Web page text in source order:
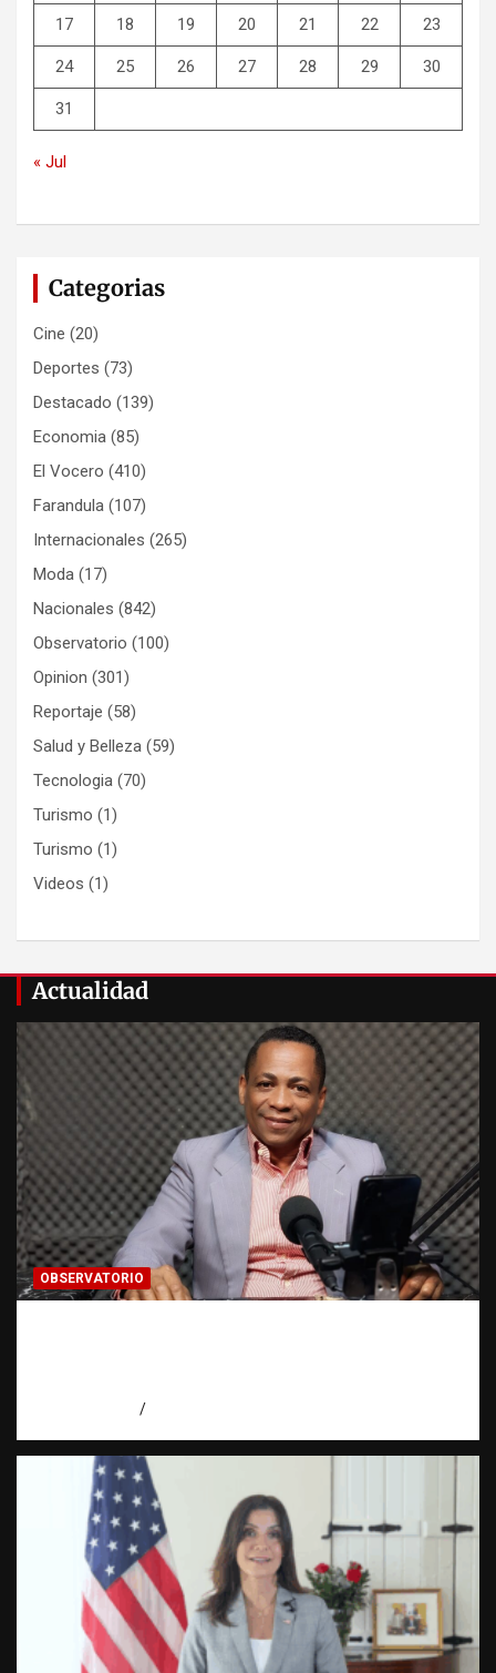
17 18 19 20 21 22 23
24 25 26 27 28 29 30
31
« Jul
Categorias
Cine (20)
Deportes (73)
Destacado (139)
Economia (85)
El Vocero (410)
Farandula (107)
Internacionales (265)
Moda (17)
Nacionales (842)
Observatorio (100)
Opinion (301)
Reportaje (58)
Salud y Belleza (59)
Tecnologia (70)
Turismo (1)
Turismo (1)
Videos (1)
Actualidad
OBSERVATORIO